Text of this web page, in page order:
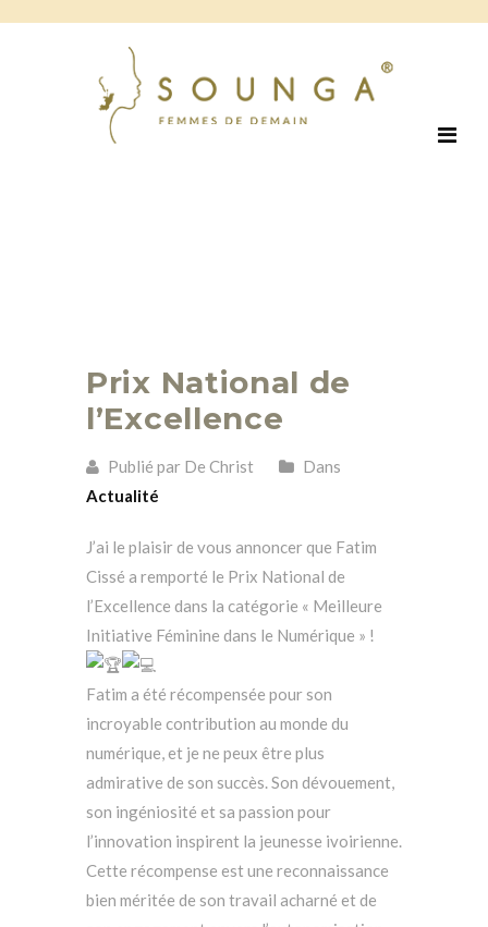
Prix National de
l’Excellence
Publié par De Christ
Dans
Actualité
J’ai le plaisir de vous annoncer que Fatim
Cissé a remporté le Prix National de
l’Excellence dans la catégorie « Meilleure
Initiative Féminine dans le Numérique » !
Fatim a été récompensée pour son
incroyable contribution au monde du
numérique, et je ne peux être plus
admirative de son succès. Son dévouement,
son ingéniosité et sa passion pour
l’innovation inspirent la jeunesse ivoirienne.
Cette récompense est une reconnaissance
bien méritée de son travail acharné et de